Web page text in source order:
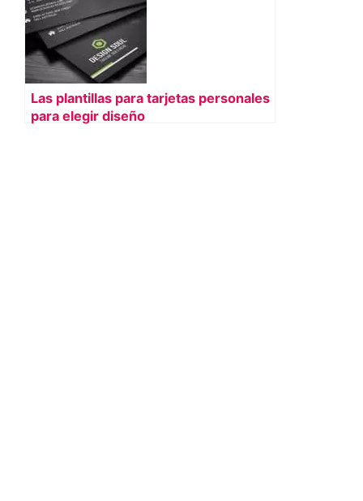
Las plantillas para tarjetas personales
para elegir diseño